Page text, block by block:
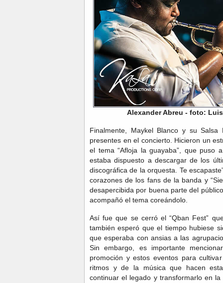
Alexander Abreu - foto:
Finalmente, Maykel Blanco y su
presentes en el concierto. Hicieron un
el tema “Afloja la guayaba”, que puso
estaba dispuesto a descargar de los
discográfica de la orquesta. Te
corazones de los fans de la banda y
desapercibida por buena parte del
acompañó el tema coreándolo.
Así fue que se cerró el “Qban Fest”
también esperó que el tiempo hubiese
que esperaba con ansias a las
Sin embargo, es importante
promoción y estos eventos para
ritmos y de la música que hacen
continuar el legado y transformarlo en